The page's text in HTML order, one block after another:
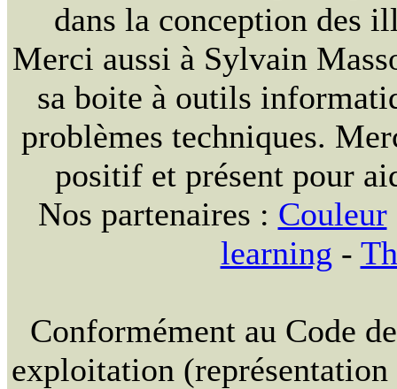
dans la conception des
Merci aussi à Sylvain
sa boite à outils
problèmes techniques.
positif et présent pour
Nos partenaires : Couleur
learning -
Conformément au Code
exploitation